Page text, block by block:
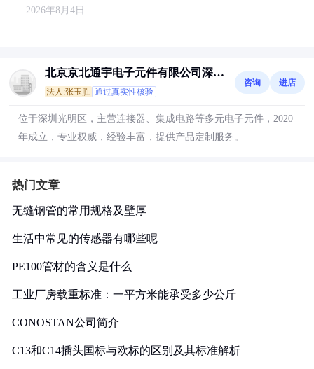
2026年8月4日
北京京北通宇电子元件有限公司深圳
分公司
法人:张玉胜 通过真实性核验
咨询 进店
位于深圳光明区，主营连接器、集成电路等多元电子元件，2020
年成立，专业权威，经验丰富，提供产品定制服务。
热门文章
无缝钢管的常用规格及壁厚
生活中常见的传感器有哪些呢
PE100管材的含义是什么
工业厂房载重标准：一平方米能承受多少公斤
CONOSTAN公司简介
C13和C14插头国标与欧标的区别及其标准解析